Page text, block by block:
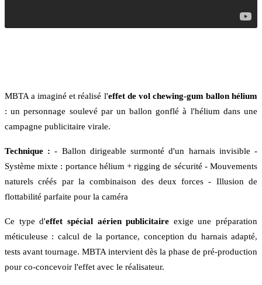
MBTA a imaginé et réalisé l'effet de vol chewing-gum ballon hélium
: un personnage soulevé par un ballon gonflé à l'hélium dans une
campagne publicitaire virale.
Technique : - Ballon dirigeable surmonté d'un harnais invisible -
Système mixte : portance hélium + rigging de sécurité - Mouvements
naturels créés par la combinaison des deux forces - Illusion de
flottabilité parfaite pour la caméra
Ce type d'effet spécial aérien publicitaire exige une préparation
méticuleuse : calcul de la portance, conception du harnais adapté,
tests avant tournage. MBTA intervient dès la phase de pré-production
pour co-concevoir l'effet avec le réalisateur.